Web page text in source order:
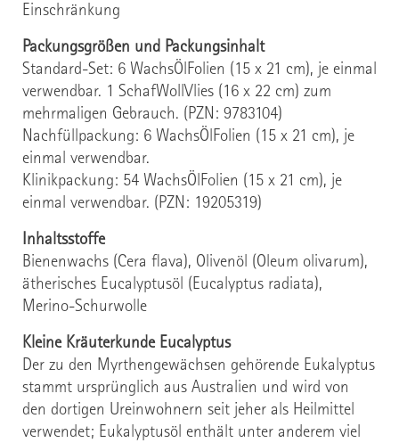
Einschränkung
Packungsgrößen und Packungsinhalt
Standard-Set: 6 WachsÖlFolien (15 x 21 cm), je einmal
verwendbar. 1 SchafWollVlies (16 x 22 cm) zum
mehrmaligen Gebrauch. (PZN: 9783104)
Nachfüllpackung: 6 WachsÖlFolien (15 x 21 cm), je
einmal verwendbar.
Klinikpackung: 54 WachsÖlFolien (15 x 21 cm), je
einmal verwendbar. (PZN: 19205319)
Inhaltsstoffe
Bienenwachs (Cera flava), Olivenöl (Oleum olivarum),
ätherisches Eucalyptusöl (Eucalyptus radiata),
Merino-Schurwolle
Kleine Kräuterkunde Eucalyptus
Der zu den Myrthengewächsen gehörende Eukalyptus
stammt ursprünglich aus Australien und wird von
den dortigen Ureinwohnern seit jeher als Heilmittel
verwendet; Eukalyptusöl enthält unter anderem viel